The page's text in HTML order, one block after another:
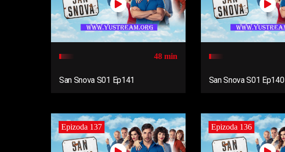
48 min
San Snova S01 Ep141 San Snova S01 Ep140
Epizoda 137 Epizoda 136